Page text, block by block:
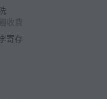
收費
寄存